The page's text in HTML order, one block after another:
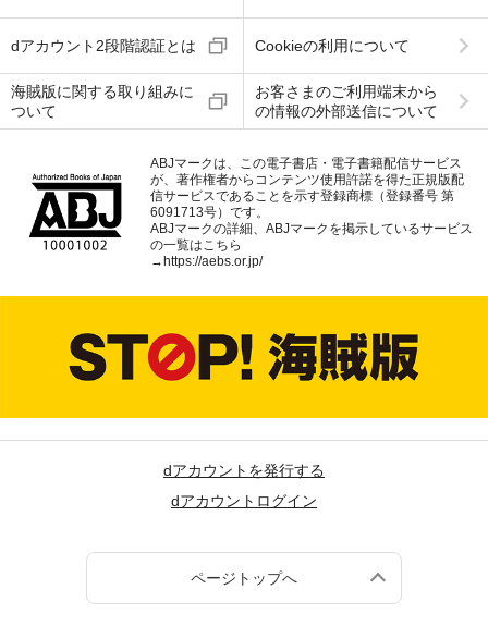
dアカウント2段階認証とは Cookieの利用について
海賊版に関する取り組みに
ついて
お客さまのご利用端末から
の情報の外部送信について
ABJマークは、この電子書店・電子書籍配信サービス
が、著作権者からコンテンツ使用許諾を得た正規版配
信サービスであることを示す登録商標（登録番号 第
6091713号）です。
ABJマークの詳細、ABJマークを掲示しているサービス
の一覧はこちら
→https://aebs.or.jp/
dアカウントを発行する
dアカウントログイン
ページトップへ